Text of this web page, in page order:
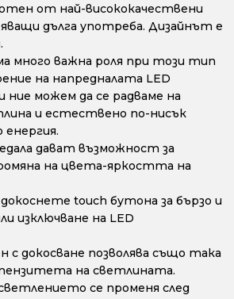
от най-висококачествени
дълга употреба. Дизайнът е
много важна роля при този тип
на напредналата LED
ние можем да се радваме на
и естествено по-нисък
енергия.
дават възможност за
на цвета-яркостта на
touch бутона за бързо и
изключване на LED
с докосване позволява също така
на светлината.
се променя след